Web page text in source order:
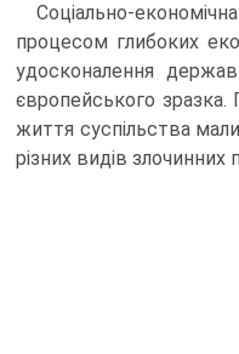
Соціально-
процесом глибоких
удосконалення
європейського зразка.
життя суспільства
різних видів злочинних